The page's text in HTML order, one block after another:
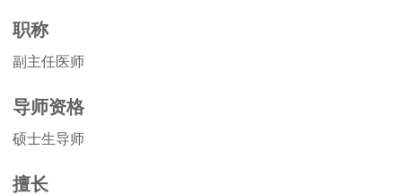
职称
副主任医师
导师资格
硕士生导师
擅长